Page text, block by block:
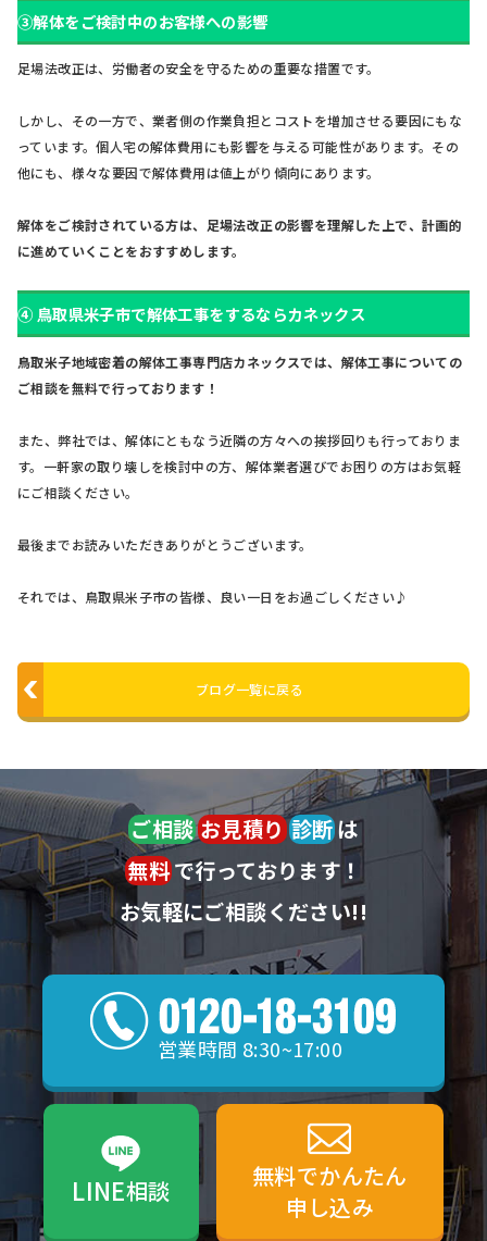
③解体をご検討中のお客様への影響
足場法改正は、労働者の安全を守るための重要な措置です。
しかし、その一方で、業者側の作業負担とコストを増加させる要因にもな
っています。個人宅の解体費用にも影響を与える可能性があります。その
他にも、様々な要因で解体費用は値上がり傾向にあります。
解体をご検討されている方は、足場法改正の影響を理解した上で、計画的
に進めていくことをおすすめします。
④ 鳥取県米子市で解体工事をするならカネックス
鳥取米子地域密着の解体工事専門店カネックスでは、解体工事についての
ご相談を無料で行っております！
また、弊社では、解体にともなう近隣の方々への挨拶回りも行っておりま
す。一軒家の取り壊しを検討中の方、解体業者選びでお困りの方はお気軽
にご相談ください。
最後までお読みいただきありがとうございます。
それでは、鳥取県米子市の皆様、良い一日をお過ごしください♪
ブログ一覧に戻る
ご相談 お見積り 診断は
無料で行っております！
お気軽にご相談ください!!
営業時間 8:30~17:00
LINE相談
無料でかんたん
申し込み